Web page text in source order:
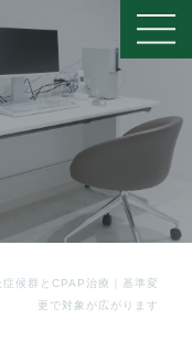
候群とCPAP治療｜基準変
更で対象が広がります